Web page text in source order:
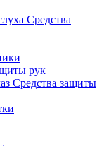
Средства
рук
Средства защиты